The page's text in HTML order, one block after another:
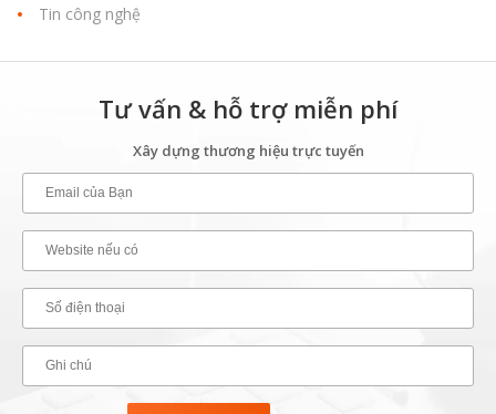
Tin công nghệ
Tư vấn & hỗ trợ miễn phí
Xây dựng thương hiệu trực tuyến